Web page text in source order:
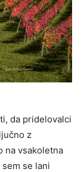
da pridelovalci
z
na vsakoletna
se lani